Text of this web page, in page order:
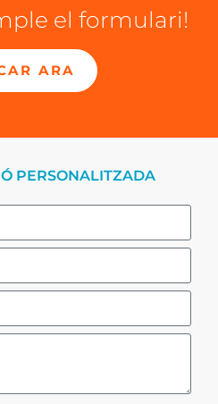
el formulari!
ARA
PERSONALITZADA